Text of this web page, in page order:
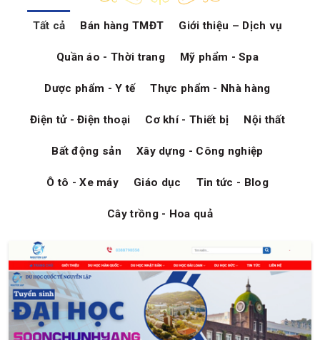
Tất cả Bán hàng TMĐT Giới thiệu – Dịch vụ
Quần áo - Thời trang Mỹ phẩm - Spa
Dược phẩm - Y tế Thực phẩm - Nhà hàng
Điện tử - Điện thoại Cơ khí - Thiết bị Nội thất
Bất động sản Xây dựng - Công nghiệp
Ô tô - Xe máy Giáo dục Tin tức - Blog
Cây trồng - Hoa quả